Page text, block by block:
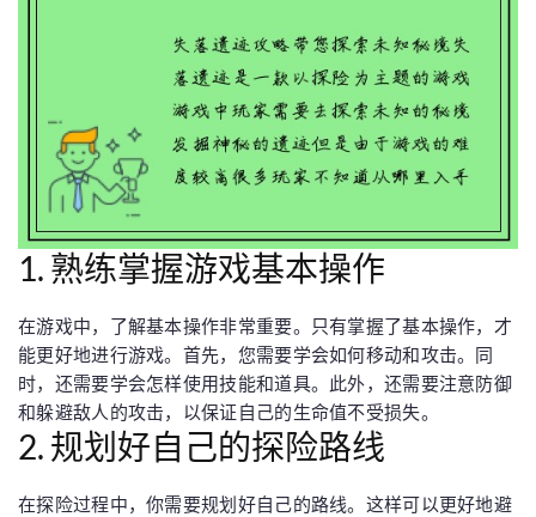
1. 熟练掌握游戏基本操作
在游戏中，了解基本操作非常重要。只有掌握了基本操作，才
能更好地进行游戏。首先，您需要学会如何移动和攻击。同
时，还需要学会怎样使用技能和道具。此外，还需要注意防御
和躲避敌人的攻击，以保证自己的生命值不受损失。
2. 规划好自己的探险路线
在探险过程中，你需要规划好自己的路线。这样可以更好地避